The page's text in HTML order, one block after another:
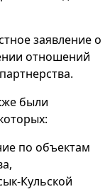
заявление о
отношений
были
по объектам
Кульской